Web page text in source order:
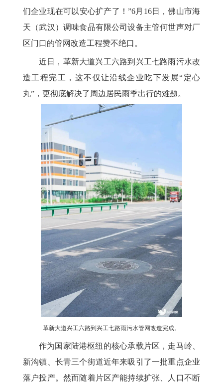
们企业现在可以安心扩产了！”6月16日，佛山市海
天（武汉）调味食品有限公司设备主管何世声对厂
区门口的管网改造工程赞不绝口。
近日，革新大道兴工六路到兴工七路雨污水改
造工程完工，这不仅让沿线企业吃下发展“定心
丸”，更彻底解决了周边居民雨季出行的难题。
革新大道兴工六路到兴工七路雨污水管网改造完成。
作为国家陆港枢纽的核心承载片区，走马岭、
新沟镇、长青三个街道近年来吸引了一批重点企业
落户投产。然而随着片区产能持续扩张、人口不断